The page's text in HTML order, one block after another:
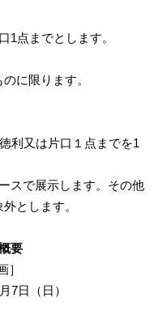
1点までとします。
に限ります。
利又は片口１点までを1
スで展示します。その他
とします。
要
］
7日（日）